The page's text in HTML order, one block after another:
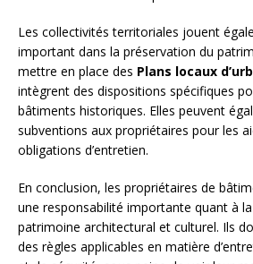
Les collectivités territoriales jouent
important dans la préservation du
mettre en place des Plans locaux
intègrent des dispositions spécifiques
bâtiments historiques. Elles peuvent
subventions aux propriétaires pour les
obligations d’entretien.
En conclusion, les propriétaires de
une responsabilité importante quant à
patrimoine architectural et culturel. Ils
des règles applicables en matière